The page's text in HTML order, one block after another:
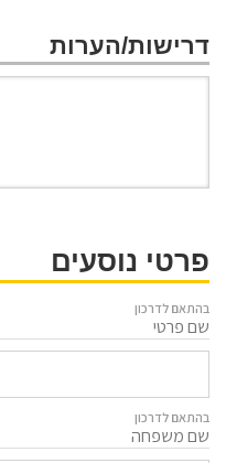
דרישות/הערות
פרטי נוסעים
בהתאם לדרכון
שם פרטי
בהתאם לדרכון
שם משפחה